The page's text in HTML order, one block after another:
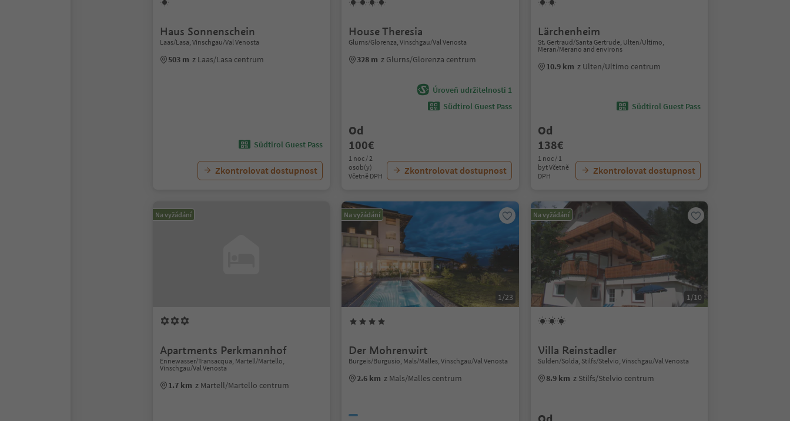
Haus Sonnenschein
Laas/Lasa, Vinschgau/Val Venosta
503 m z Laas/Lasa centrum
Südtirol Guest Pass
Zkontrolovat dostupnost
House Theresia
Glurns/Glorenza, Vinschgau/Val Venosta
328 m z Glurns/Glorenza centrum
Úroveň udržitelnosti 1
Südtirol Guest Pass
Od
100€
1 noc / 2
osob(y)
Včetně DPH
Zkontrolovat dostupnost
Lärchenheim
St. Gertraud/Santa Gertrude, Ulten/Ultimo,
Meran/Merano and environs
10.9 km z Ulten/Ultimo centrum
Südtirol Guest Pass
Od
138€
1 noc / 1
byt Včetně
DPH
Zkontrolovat dostupnost
Na vyžádání
Apartments Perkmannhof
Ennewasser/Transacqua, Martell/Martello,
Vinschgau/Val Venosta
1.7 km z Martell/Martello centrum
Na vyžádání
1/23
Der Mohrenwirt
Burgeis/Burgusio, Mals/Malles, Vinschgau/Val Venosta
2.6 km z Mals/Malles centrum
Na vyžádání
1/10
Villa Reinstadler
Sulden/Solda, Stilfs/Stelvio, Vinschgau/Val Venosta
8.9 km z Stilfs/Stelvio centrum